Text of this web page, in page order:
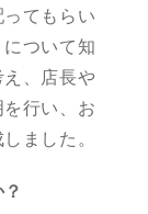
てもらい
ついて知
、店長や
行い、お
ました。